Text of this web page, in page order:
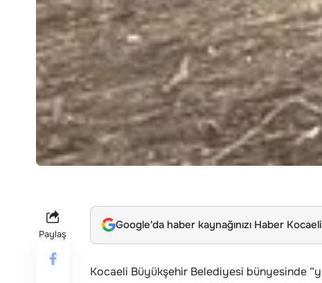
Paylaş
Google'da haber kaynağınızı Haber
Kocaeli Büyükşehir Belediyesi bünyesinde